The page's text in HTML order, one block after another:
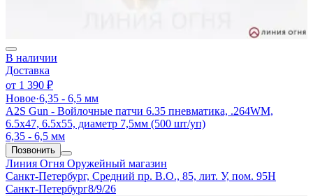
В наличии
Доставка
от 1 390 ₽
Новое·6,35 - 6,5 мм
A2S Gun - Войлочные патчи 6.35 пневматика, .264WM,
6.5x47, 6.5x55, диаметр 7,5мм (500 шт/уп)
6,35 - 6,5 мм
Позвонить
Линия Огня Оружейный магазин
Санкт-Петербург, Средний пр. В.О., 85, лит. У, пом. 95Н
Санкт-Петербург8/9/26